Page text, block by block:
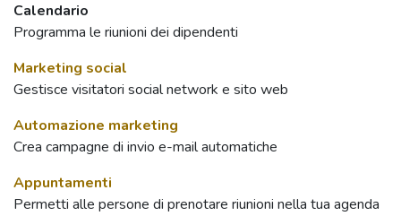
Calendario
Programma le riunioni dei dipendenti
Marketing social
Gestisce visitatori social network e sito web
Automazione marketing
Crea campagne di invio e-mail automatiche
Appuntamenti
Permetti alle persone di prenotare riunioni nella tua agenda